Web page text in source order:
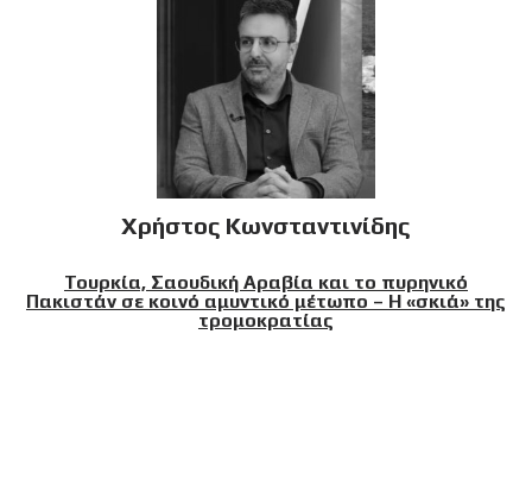
Χρήστος Κωνσταντινίδης
Τουρκία, Σαουδική Αραβία και το πυρηνικό
Πακιστάν σε κοινό αμυντικό μέτωπο – Η «σκιά» της
τρομοκρατίας